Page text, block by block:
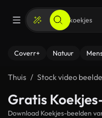
Coverr+ Natuur
Thuis Stock video
Gratis
Download Koekjes-beelden